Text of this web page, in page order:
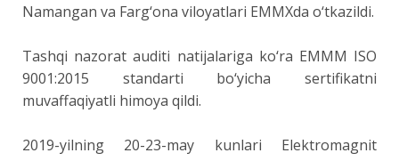
Namangan va Farg‘ona viloyatlari EMMXda o‘tkazildi.
Tashqi nazorat auditi natijalariga ko‘ra EMMM ISO
9001:2015 standarti bo‘yicha sertifikatni
muvaffaqiyatli himoya qildi.
2019-yilning 20-23-may kunlari Elektromagnit